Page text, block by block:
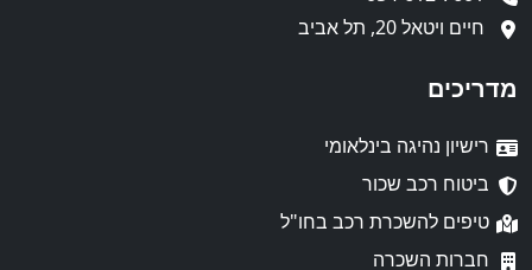
חיים ויטאל 20, תל אביב
מדריכים
רישיון נהיגה בינלאומי
ביטוח רכב שכור
טיפים להשכרת רכב בחו"ל
חברות השכרה